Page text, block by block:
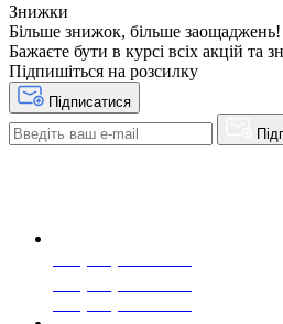
Знижки
Більше знижок, більше заощаджень!
Бажаєте бути в курсі всіх акцій та
Підпишіться на розсилку
Підписатися